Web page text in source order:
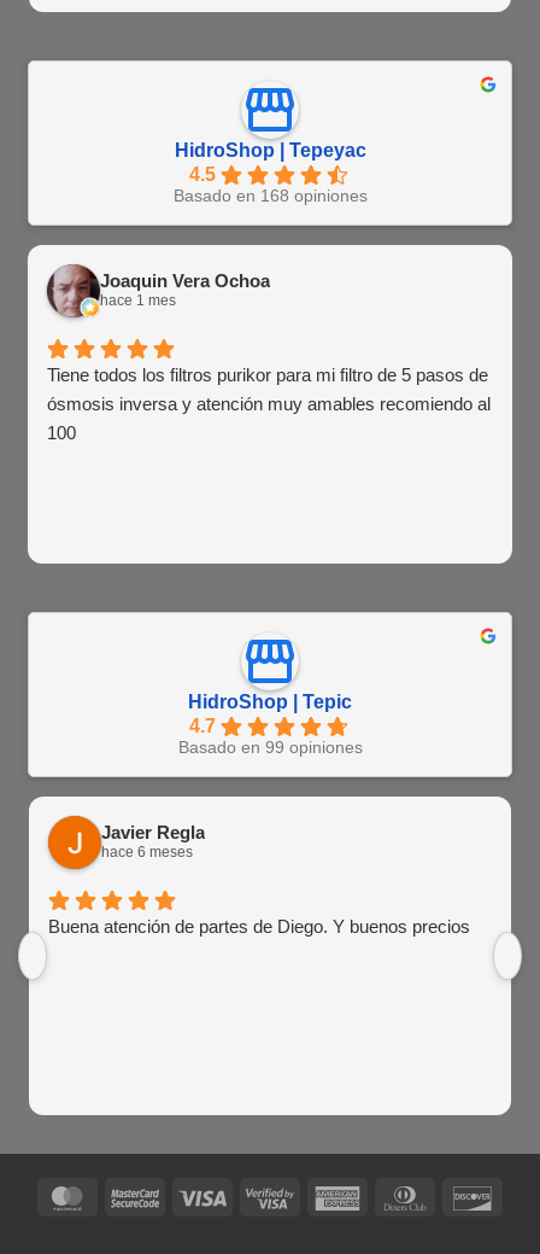
HidroShop | Tepeyac
4.5
Basado en 168 opiniones
Joaquin Vera Ochoa
hace 1 mes
Tiene todos los filtros purikor para mi filtro de 5 pasos de
ósmosis inversa y atención muy amables recomiendo al
100
HidroShop | Tepic
4.7
Basado en 99 opiniones
Javier Regla
hace 6 meses
Buena atención de partes de Diego. Y buenos precios
MasterCardMasterCardVisa
Visa
American
Dinners